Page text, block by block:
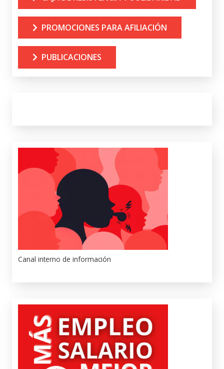
PROMOCIONES PARA AFILIACIÓN
PUBLICACIONES
Canal interno de información